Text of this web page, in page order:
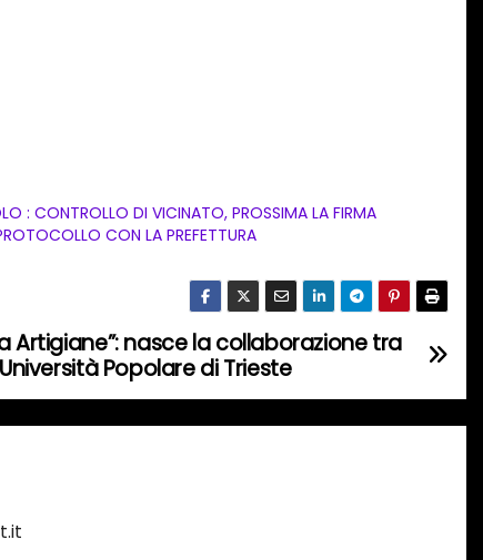
: CONTROLLO DI VICINATO, PROSSIMA LA FIRMA
CON LA PREFETTURA
Artigiane”: nasce la collaborazione tra
Popolare di Trieste